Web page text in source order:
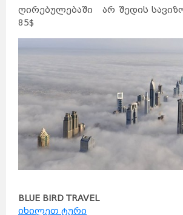
ღირებულებაში არ შედის
85$
BLUE BIRD TRAVEL
იხილეთ ტური